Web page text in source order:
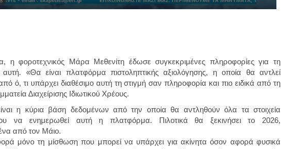
η φοροτεχνικός Μάρα Μεθενίτη έδωσε συγκεκριμένες πληροφορίες για τη
αυτή. «Θα είναι πλατφόρμα πιστοληπτικής αξιολόγησης, η οποία θα αντλεί
ό, τι υπάρχει διαθέσιμο αυτή τη στιγμή σαν πληροφορία και πιο ειδικά από τη
Διαχείρισης Ιδιωτικού Χρέους.
η κύρια βάση δεδομένων από την οποία θα αντληθούν όλα τα στοιχεία
να ενημερωθεί αυτή η πλατφόρμα. Πιλοτικά θα ξεκινήσει το 2026,
από τον Μάιο.
μόνο τη μίσθωση που μπορεί να υπάρχει για ακίνητα όσον αφορά φυσικά